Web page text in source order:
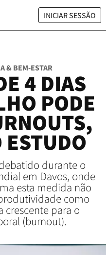
INICIAR SESSÃO
& BEM-ESTAR
4 DIAS
PODE
durante o
em Davos, onde
esta medida não
como
crescente para o
(burnout).